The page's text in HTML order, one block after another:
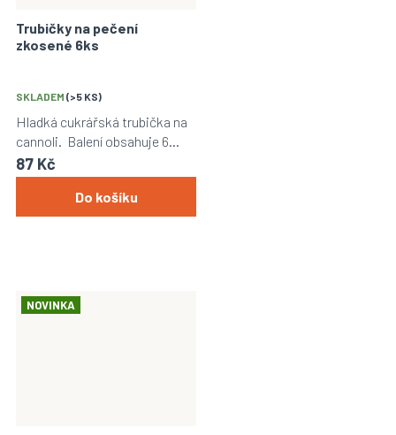
Trubičky na pečení
zkosené 6ks
SKLADEM (>5 KS)
87 Kč
Do košíku
Hladká cukrářská trubička na
cannoli. Balení obsahuje 6
kusů trubiček.
NOVINKA